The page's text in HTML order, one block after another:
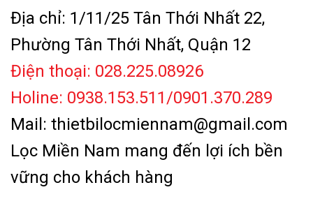
Địa chỉ: 1/11/25 Tân Thới Nhất 22,
Phường Tân Thới Nhất, Quận 12
Điện thoại: 028.225.08926
Holine: 0938.153.511/0901.370.289
Mail: thietbilocmiennam@gmail.com
Lọc Miền Nam mang đến lợi ích bền
vững cho khách hàng